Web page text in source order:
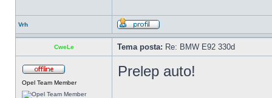
Vrh
CweLe Tema posta: Re: BMW E92 330d
Opel Team Member
Prelep auto!